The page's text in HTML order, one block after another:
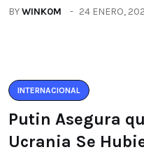
BYWINK0M 24 ENERO,
INTERNACIONAL
Putin Asegura
Ucrania Se